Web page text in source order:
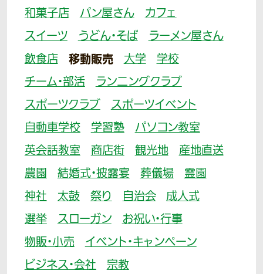
和菓子店
パン屋さん
カフェ
スイーツ
うどん・そば
ラーメン屋さん
飲食店
移動販売 大学
学校
チーム・部活
ランニングクラブ
スポーツクラブ
スポーツイベント
自動車学校
学習塾
パソコン教室
英会話教室
商店街 観光地
産地直送
農園
結婚式・披露宴 葬儀場
霊園
神社
太鼓 祭り 自治会
成人式
選挙
スローガン
お祝い・行事
物販・小売
イベント・キャンペーン
ビジネス・会社
宗教